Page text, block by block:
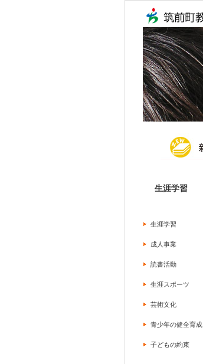
生涯学習
生涯学習
成人事業
読書活動
生涯スポーツ
芸術文化
青少年の健全育成
子どもの約束